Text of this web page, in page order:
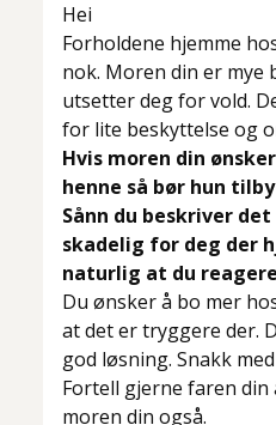
Hei
Forholdene hjemme
nok. Moren din er
utsetter deg for vold.
for lite beskyttelse og
Hvis moren din
henne så bør hun
Sånn du beskriver
skadelig for deg der
naturlig at du
Du ønsker å bo mer
at det er tryggere der.
god løsning. Snakk
Fortell gjerne faren
moren din også.